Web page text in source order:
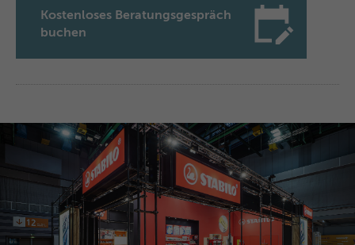
Kostenloses Beratungsgespräch
buchen